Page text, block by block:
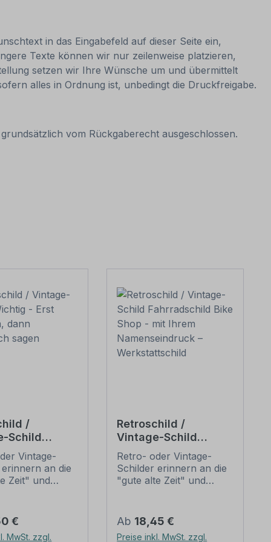
in das Eingabefeld auf dieser Seite ein,
Texte können wir nur zeilenweise platzieren,
setzen wir Ihre Wünsche um und übermittelt
alles in Ordnung ist, unbedingt die Druckfreigabe.
vom Rückgaberecht ausgeschlossen.
/
Schild
- Erst
dann
sagen
Vintage-
an die
Zeit" und
Sind
im Original
Preis:
€
MwSt. zzgl.
Retroschild /
Vintage-Schild
Fahrradschild Bike
Shop - mit Ihrem
Namenseindruck –
Retro- oder Vintage-
Schilder erinnern an die
"gute alte Zeit" und
großer Beliebheit. Sind
diese Schilder im Original
Regulärer Preis:
Ab 18,45 €
Preise inkl. MwSt. zzgl.